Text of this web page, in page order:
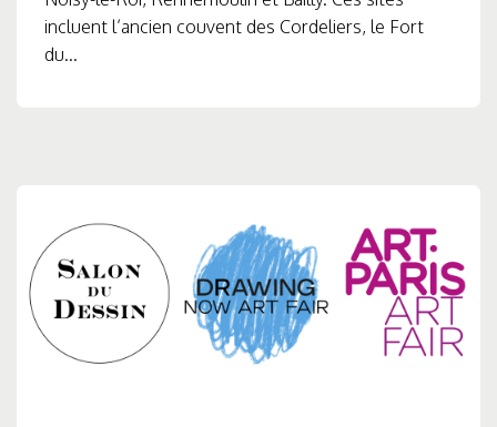
incluent l’ancien couvent des Cordeliers, le Fort
du...